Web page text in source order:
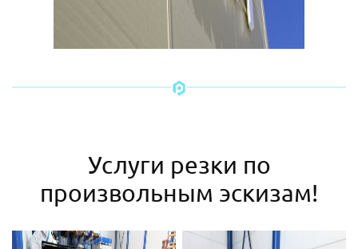
Услуги резки по
произвольным эскизам!